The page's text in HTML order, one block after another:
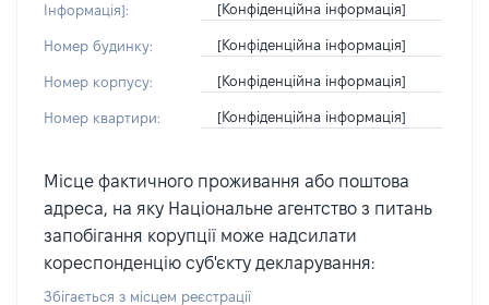
Інформація]:
[Конфіденційна інформація]
Номер будинку: [Конфіденційна інформація]
Номер корпусу: [Конфіденційна інформація]
Номер квартири: [Конфіденційна інформація]
Місце фактичного проживання або поштова
адреса, на яку Національне агентство з питань
запобігання корупції може надсилати
кореспонденцію суб'єкту декларування:
Збігається з місцем реєстрації